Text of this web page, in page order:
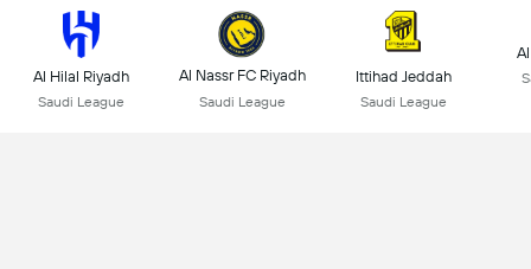
Al Hilal Riyadh
Saudi League
Al Nassr FC Riyadh
Saudi League
Ittihad Jeddah
Saudi League